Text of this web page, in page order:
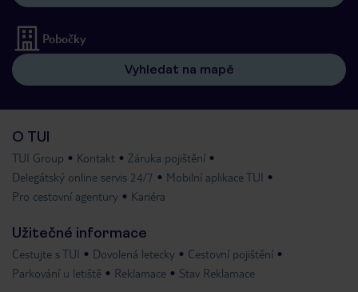
Pobočky
Vyhledat na mapě
O TUI
TUI Group Kontakt
Záruka pojištění
Delegátský online servis 24/7
Mobilní aplikace TUI
Pro cestovní agentury
Kariéra
Užitečné informace
Cestujte s TUI Dovolená letecky
Cestovní pojištění
Parkování u letiště
Reklamace Stav Reklamace